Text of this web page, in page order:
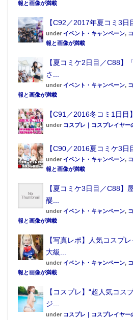
報と画像が満載
【C92／2017年夏コミ3日
under イベント・キャンペーン,
報と画像が満載
【夏コミケ2日目／C88】
さ...
under イベント・キャンペーン,
報と画像が満載
【C91／2016冬コミ1日目
under コスプレ｜コスプレイヤー
【C90／2016夏コミケ3日
under イベント・キャンペーン,
報と画像が満載
【夏コミケ3日目／C88】
醍...
under イベント・キャンペーン,
報と画像が満載
【写真レポ】人気コスプ
大級...
under イベント・キャンペーン,
報と画像が満載
【コスプレ】“超人気コス
ジ...
under コスプレ｜コスプレイヤー